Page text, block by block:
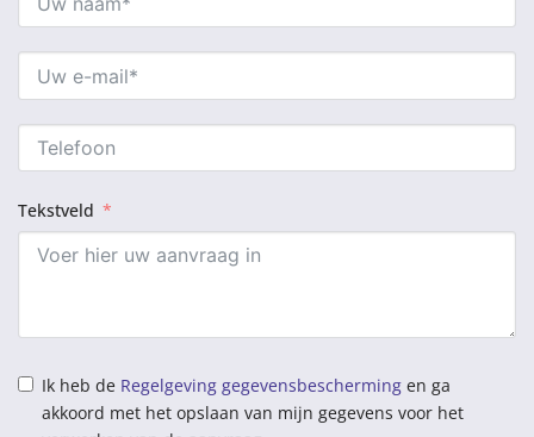
Tekstveld
Ik heb de Regelgeving gegevensbescherming en ga
akkoord met het opslaan van mijn gegevens voor het